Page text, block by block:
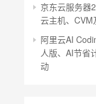
京东云服务器
云主机、
阿里云AI
人版、AI节省
动